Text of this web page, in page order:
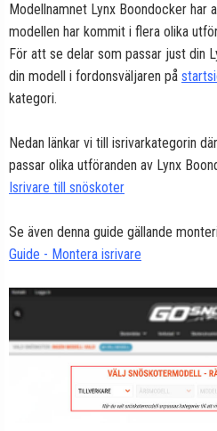
Modellnamnet Lynx Boondocker har
modellen har kommit i flera olika
För att se delar som passar just din
din modell i fordonsväljaren på
kategori.
Nedan länkar vi till isrivarkategorin
passar olika utföranden av Lynx
Isrivare till snöskoter
Se även denna guide gällande
Guide - Montera isrivare